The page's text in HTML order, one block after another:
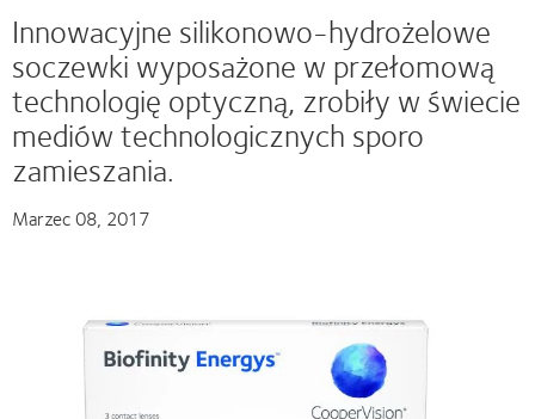
Innowacyjne silikonowo-hydrożelowe
soczewki wyposażone w przełomową
technologię optyczną, zrobiły w świecie
mediów technologicznych sporo
zamieszania.
Marzec 08, 2017